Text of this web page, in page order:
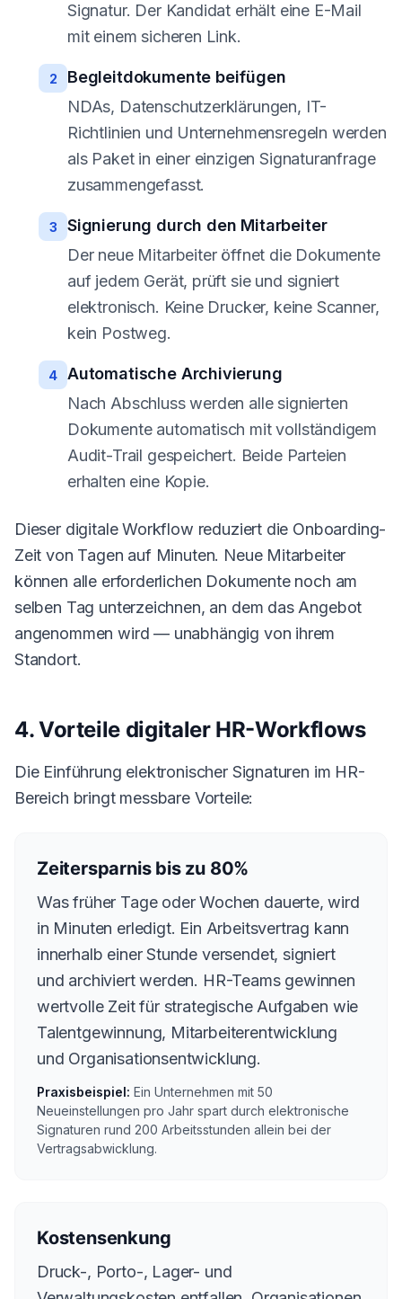
Signatur. Der Kandidat erhält eine E-Mail
mit einem sicheren Link.
2
Begleitdokumente beifügen
NDAs, Datenschutzerklärungen, IT-
Richtlinien und Unternehmensregeln werden
als Paket in einer einzigen Signaturanfrage
zusammengefasst.
3
Signierung durch den Mitarbeiter
Der neue Mitarbeiter öffnet die Dokumente
auf jedem Gerät, prüft sie und signiert
elektronisch. Keine Drucker, keine Scanner,
kein Postweg.
4
Automatische Archivierung
Nach Abschluss werden alle signierten
Dokumente automatisch mit vollständigem
Audit-Trail gespeichert. Beide Parteien
erhalten eine Kopie.
Dieser digitale Workflow reduziert die Onboarding-
Zeit von Tagen auf Minuten. Neue Mitarbeiter
können alle erforderlichen Dokumente noch am
selben Tag unterzeichnen, an dem das Angebot
angenommen wird — unabhängig von ihrem
Standort.
4. Vorteile digitaler HR-Workflows
Die Einführung elektronischer Signaturen im HR-
Bereich bringt messbare Vorteile:
Zeitersparnis bis zu 80%
Was früher Tage oder Wochen dauerte, wird
in Minuten erledigt. Ein Arbeitsvertrag kann
innerhalb einer Stunde versendet, signiert
und archiviert werden. HR-Teams gewinnen
wertvolle Zeit für strategische Aufgaben wie
Talentgewinnung, Mitarbeiterentwicklung
und Organisationsentwicklung.
Praxisbeispiel: Ein Unternehmen mit 50
Neueinstellungen pro Jahr spart durch elektronische
Signaturen rund 200 Arbeitsstunden allein bei der
Vertragsabwicklung.
Kostensenkung
Druck-, Porto-, Lager- und